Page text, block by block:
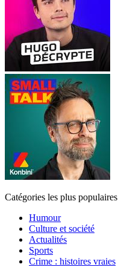
Catégories les plus populaires
Humour
Culture et société
Actualités
Sports
Crime : histoires vraies